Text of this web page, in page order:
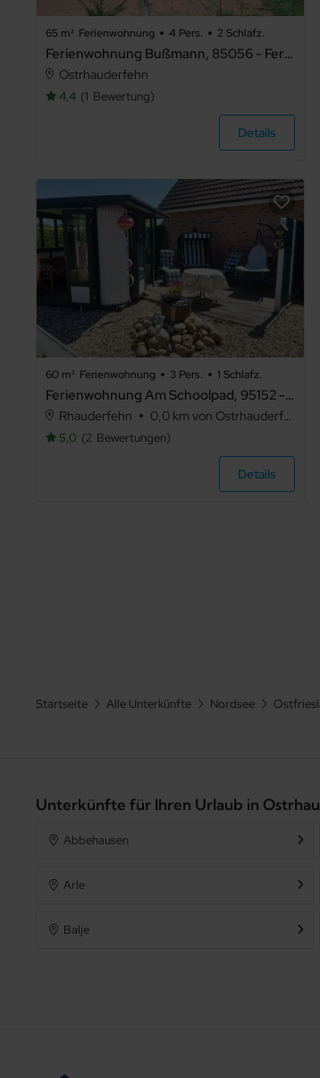
65 m² Ferienwohnung 4 Pers. 2 Schlafz.
Ferienwohnung Bußmann, 85056 - Ferienwohnung Bußmann
Ostrhauderfehn
4,4 1 Bewertung
Details
60 m² Ferienwohnung 3 Pers. 1 Schlafz.
Ferienwohnung Am Schoolpad, 95152 - Ferienwohnung Am Schoolpad
Rhauderfehn 0,0 km von Ostrhauderfehn
5,0 2 Bewertungen
Details
Startseite Alle Unterkünfte Nordsee
Unterkünfte für Ihren Urlaub in
Abbehausen
Arle
Balje